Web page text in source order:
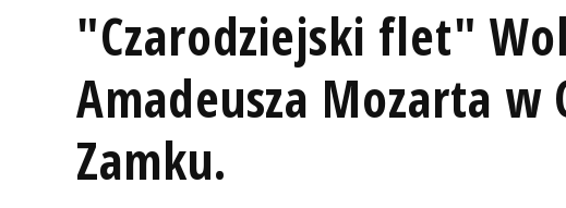
"Czarodziejski flet"
Amadeusza Mozarta w
Zamku.